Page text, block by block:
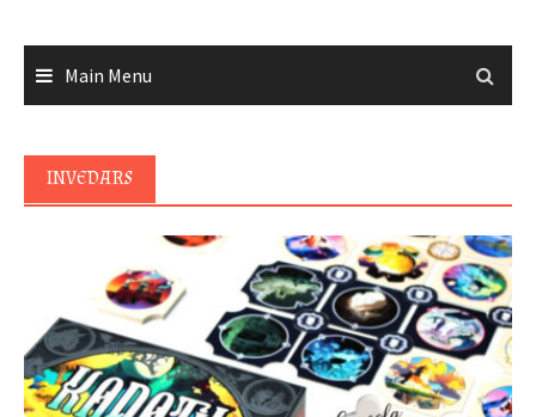
Main Menu
INVEDARS